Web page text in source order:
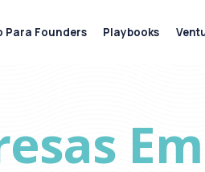
Para Founders Playbooks